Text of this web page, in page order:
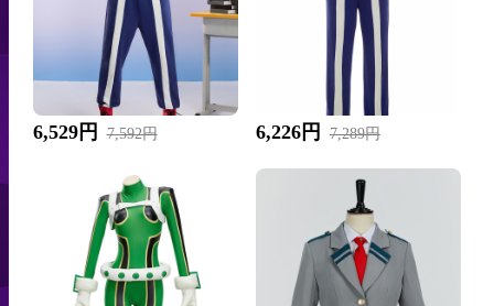
6,529円 7,592円 6,226円 7,289円